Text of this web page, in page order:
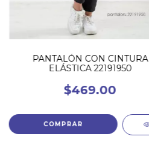
PANTALÓN CON CINTURA
ELÁSTICA 22191950
$469.00
COMPRAR